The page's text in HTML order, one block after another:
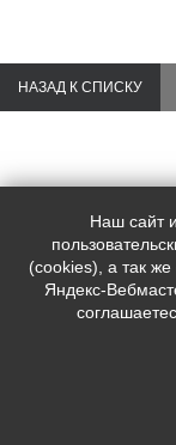
НАЗАД К СПИСКУ
Наш сайт
(cookies), а так
Яндекс-